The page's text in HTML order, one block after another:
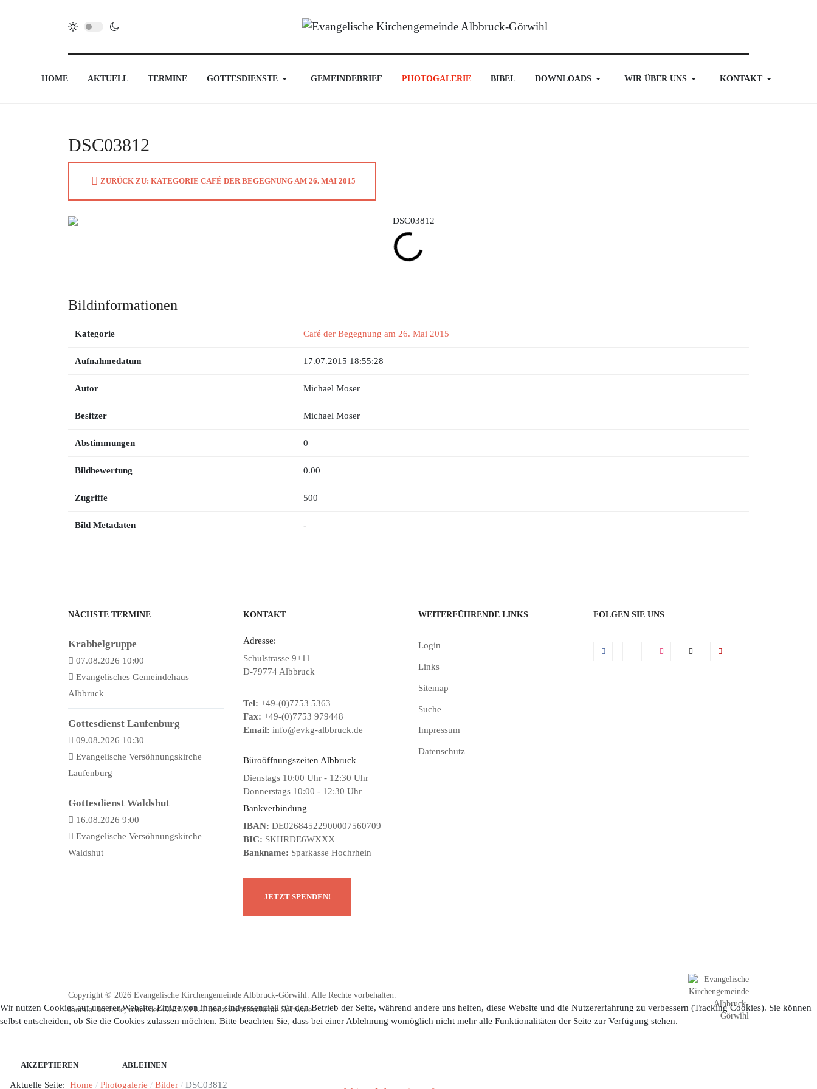
HOME AKTUELL TERMINE GOTTESDIENSTE GEMEINDEBRIEF PHOTOGALERIE BIBEL DOWNLOADS WIR ÜBER UNS KONTAKT
DSC03812
ZURÜCK ZU: KATEGORIE CAFÉ DER BEGEGNUNG AM 26. MAI 2015
Bildinformationen
Kategorie Café der Begegnung am 26. Mai 2015
Aufnahmedatum 17.07.2015 18:55:28
Autor Michael Moser
Besitzer Michael Moser
Abstimmungen 0
Bildbewertung 0.00
Zugriffe 500
Bild Metadaten -
NÄCHSTE TERMINE
Krabbelgruppe
07.08.2026 10:00
Evangelisches Gemeindehaus
Albbruck
Gottesdienst Laufenburg
09.08.2026 10:30
Evangelische Versöhnungskirche
Laufenburg
Gottesdienst Waldshut
16.08.2026 9:00
Evangelische Versöhnungskirche
Waldshut
KONTAKT
Adresse:
Schulstrasse 9+11
D-79774 Albbruck
Tel: +49-(0)7753 5363
Fax: +49-(0)7753 979448
Email: info@evkg-albbruck.de
Büroöffnungszeiten Albbruck
Dienstags 10:00 Uhr - 12:30 Uhr
Donnerstags 10:00 - 12:30 Uhr
Bankverbindung
IBAN: DE02684522900007560709
BIC: SKHRDE6WXXX
Bankname: Sparkasse Hochrhein
WEITERFÜHRENDE LINKS
Login
Links
Sitemap
Suche
Impressum
Datenschutz
FOLGEN SIE UNS
Copyright © 2026 Evangelische Kirchengemeinde Albbruck-Görwihl. Alle Rechte vorbehalten.
Joomla!ist freie, unter derGNU/GPL-Lizenzveröffentlichte Software.
Aktuelle Seite: Home Photogalerie Bilder DSC03812
Wir nutzen Cookies auf unserer Website. Einige von ihnen sind essenziell für den Betrieb der Seite, während andere uns helfen, diese Website und die Nutzererfahrung zu verbessern (Tracking Cookies). Sie können
selbst entscheiden, ob Sie die Cookies zulassen möchten. Bitte beachten Sie, dass bei einer Ablehnung womöglich nicht mehr alle Funktionalitäten der Seite zur Verfügung stehen.
AKZEPTIEREN ABLEHNEN